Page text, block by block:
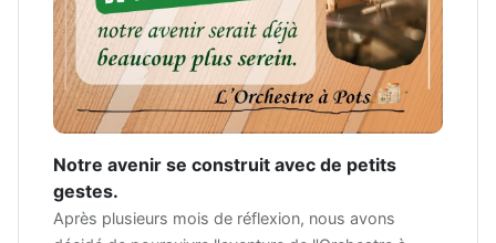
Notre avenir se construit avec de petits
gestes.
Après plusieurs mois de réflexion, nous avons